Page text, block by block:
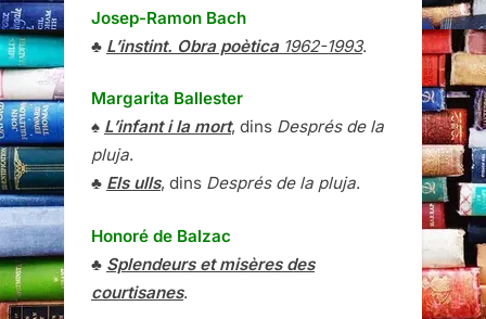
Josep-Ramon Bach
♣ L’instint. Obra poètica1962-1993.
Margarita Ballester
♠ L’infant i la mort, dins Després de la
pluja.
♣ Els ulls, dins Després de la pluja.
Honoré de Balzac
♣ Splendeurs et misères des
courtisanes.